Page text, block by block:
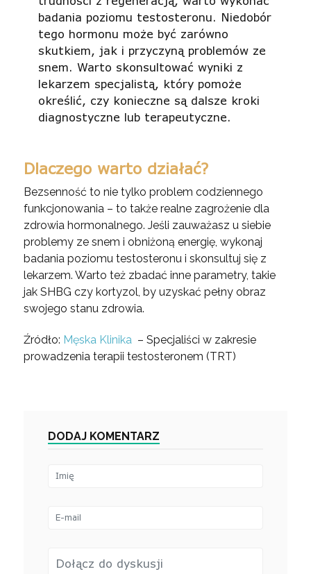
badania poziomu testosteronu. Niedobór
tego hormonu może być zarówno
skutkiem, jak i przyczyną problemów ze
snem. Warto skonsultować wyniki z
lekarzem specjalistą, który pomoże
określić, czy konieczne są dalsze kroki
diagnostyczne lub terapeutyczne.
Dlaczego warto działać?
Bezsenność to nie tylko problem codziennego
funkcjonowania – to także realne zagrożenie dla
zdrowia hormonalnego. Jeśli zauważasz u siebie
problemy ze snem i obniżoną energię, wykonaj
badania poziomu testosteronu i skonsultuj się z
lekarzem. Warto też zbadać inne parametry, takie
jak SHBG czy kortyzol, by uzyskać pełny obraz
swojego stanu zdrowia.
Źródło: Męska Klinika– Specjaliści w zakresie
prowadzenia terapii testosteronem (TRT)
DODAJ KOMENTARZ